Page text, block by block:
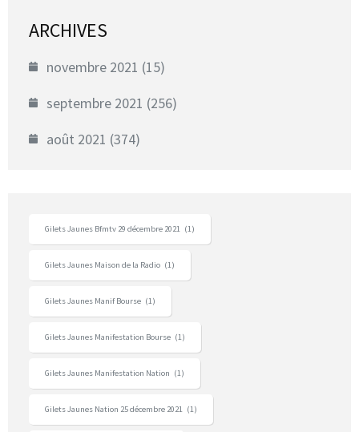
ARCHIVES
novembre 2021 (15)
septembre 2021 (256)
août 2021 (374)
Gilets Jaunes Bfmtv 29 décembre 2021 (1)
Gilets Jaunes Maison de la Radio (1)
Gilets Jaunes Manif Bourse (1)
Gilets Jaunes Manifestation Bourse (1)
Gilets Jaunes Manifestation Nation (1)
Gilets Jaunes Nation 25 décembre 2021 (1)